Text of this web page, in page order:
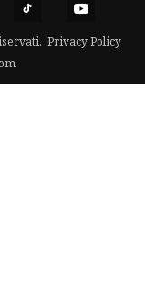
Privacy Policy